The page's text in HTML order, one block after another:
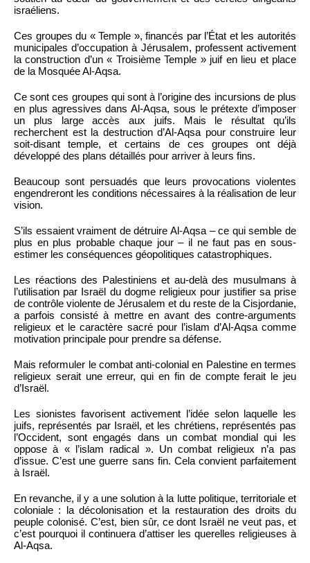
israéliens.
Ces groupes du « Temple », financés par l’État et les autorités
municipales d’occupation à Jérusalem, professent activement
la construction d’un « Troisième Temple » juif en lieu et place
de la Mosquée Al-Aqsa.
Ce sont ces groupes qui sont à l’origine des incursions de plus
en plus agressives dans Al-Aqsa, sous le prétexte d’imposer
un plus large accès aux juifs. Mais le résultat qu’ils
recherchent est la destruction d’Al-Aqsa pour construire leur
soit-disant temple, et certains de ces groupes ont déjà
développé des plans détaillés pour arriver à leurs fins.
Beaucoup sont persuadés que leurs provocations violentes
engendreront les conditions nécessaires à la réalisation de leur
vision.
S’ils essaient vraiment de détruire Al-Aqsa – ce qui semble de
plus en plus probable chaque jour – il ne faut pas en sous-
estimer les conséquences géopolitiques catastrophiques.
Les réactions des Palestiniens et au-delà des musulmans à
l’utilisation par Israël du dogme religieux pour justifier sa prise
de contrôle violente de Jérusalem et du reste de la Cisjordanie,
a parfois consisté à mettre en avant des contre-arguments
religieux et le caractère sacré pour l’islam d’Al-Aqsa comme
motivation principale pour prendre sa défense.
Mais reformuler le combat anti-colonial en Palestine en termes
religieux serait une erreur, qui en fin de compte ferait le jeu
d’Israël.
Les sionistes favorisent activement l’idée selon laquelle les
juifs, représentés par Israël, et les chrétiens, représentés pas
l’Occident, sont engagés dans un combat mondial qui les
oppose à « l’islam radical ». Un combat religieux n’a pas
d’issue. C’est une guerre sans fin. Cela convient parfaitement
à Israël.
En revanche, il y a une solution à la lutte politique, territoriale et
coloniale : la décolonisation et la restauration des droits du
peuple colonisé. C’est, bien sûr, ce dont Israël ne veut pas, et
c’est pourquoi il continuera d’attiser les querelles religieuses à
Al-Aqsa.